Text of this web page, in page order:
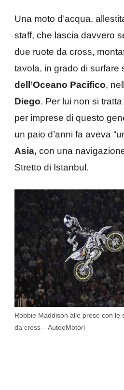
Una moto d’acqua,
staff, che lascia davvero
due ruote da cross,
tavola, in grado di surfare
dell’Oceano Pacifico,
Diego. Per lui non si
per imprese di questo
un paio d’anni fa aveva
Asia, con una
Stretto di Istanbul.
Robbie Maddison alle prese con le
da cross – AutoeMotori